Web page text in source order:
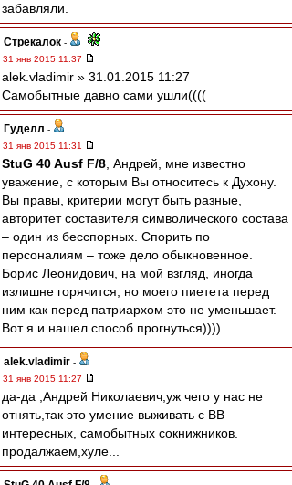
забавляли.
Стрекалок -
31 янв 2015 11:37
alek.vladimir » 31.01.2015 11:27
Самобытные давно сами ушли((((
Гуделл -
31 янв 2015 11:31
StuG 40 Ausf F/8 , Андрей, мне известно
уважение, с которым Вы относитесь к Духону.
Вы правы, критерии могут быть разные,
авторитет составителя символического состава
– один из бесспорных. Спорить по
персоналиям – тоже дело обыкновенное.
Борис Леонидович, на мой взгляд, иногда
излишне горячится, но моего пиетета перед
ним как перед патриархом это не уменьшает.
Вот я и нашел способ прогнуться))))
alek.vladimir -
31 янв 2015 11:27
да-да ,Андрей Николаевич,уж чего у нас не
отнять,так это умение выживать с ВВ
интересных, самобытных сокнижников.
продалжаем,хуле...